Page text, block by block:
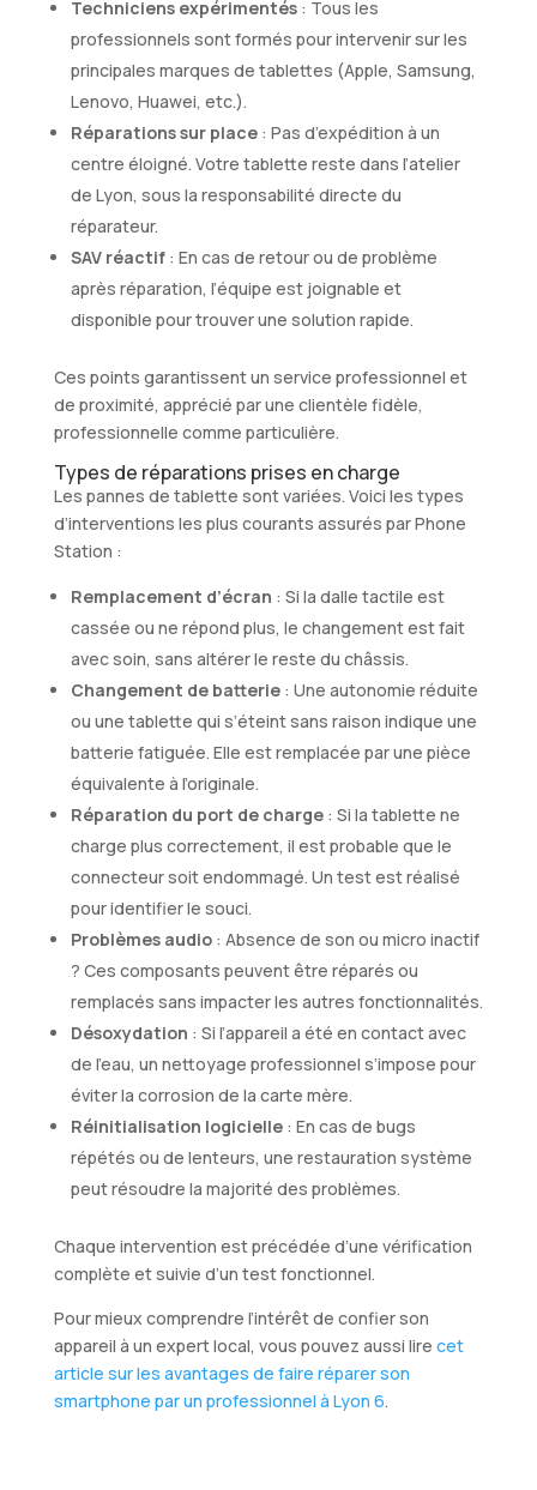
Techniciens expérimentés: Tous les
professionnels sont formés pour intervenir sur les
principales marques de tablettes (Apple, Samsung,
Lenovo, Huawei, etc.).
Réparations sur place: Pas d’expédition à un
centre éloigné. Votre tablette reste dans l’atelier
de Lyon, sous la responsabilité directe du
réparateur.
SAV réactif: En cas de retour ou de problème
après réparation, l’équipe est joignable et
disponible pour trouver une solution rapide.
Ces points garantissent un service professionnel et
de proximité, apprécié par une clientèle fidèle,
professionnelle comme particulière.
Types de réparations prises en charge
Les pannes de tablette sont variées. Voici les types
d’interventions les plus courants assurés par Phone
Station :
Remplacement d’écran : Si la dalle tactile est
cassée ou ne répond plus, le changement est fait
avec soin, sans altérer le reste du châssis.
Changement de batterie: Une autonomie réduite
ou une tablette qui s’éteint sans raison indique une
batterie fatiguée. Elle est remplacée par une pièce
équivalente à l’originale.
Réparation du port de charge: Si la tablette ne
charge plus correctement, il est probable que le
connecteur soit endommagé. Un test est réalisé
pour identifier le souci.
Problèmes audio: Absence de son ou micro inactif
? Ces composants peuvent être réparés ou
remplacés sans impacter les autres fonctionnalités.
Désoxydation : Si l’appareil a été en contact avec
de l’eau, un nettoyage professionnel s’impose pour
éviter la corrosion de la carte mère.
Réinitialisation logicielle: En cas de bugs
répétés ou de lenteurs, une restauration système
peut résoudre la majorité des problèmes.
Chaque intervention est précédée d’une vérification
complète et suivie d’un test fonctionnel.
Pour mieux comprendre l’intérêt de confier son
appareil à un expert local, vous pouvez aussi lire cet
article sur les avantages de faire réparer son
smartphone par un professionnel à Lyon 6.